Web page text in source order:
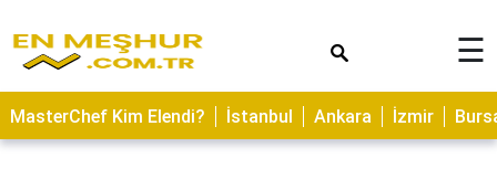
ASTROLOJİ
SAĞLIK
☰
MasterChef Kim Elendi? İstanbul Ankara İzmir